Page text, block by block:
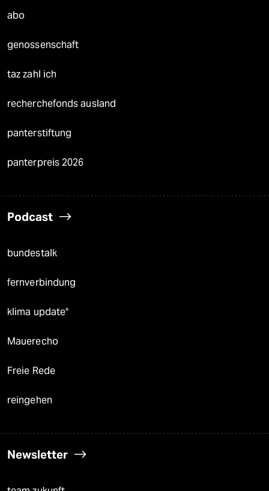
abo
genossenschaft
taz zahl ich
recherchefonds ausland
panterstiftung
panterpreis 2026
Podcast
bundestalk
fernverbindung
klima update°
Mauerecho
Freie Rede
reingehen
Newsletter